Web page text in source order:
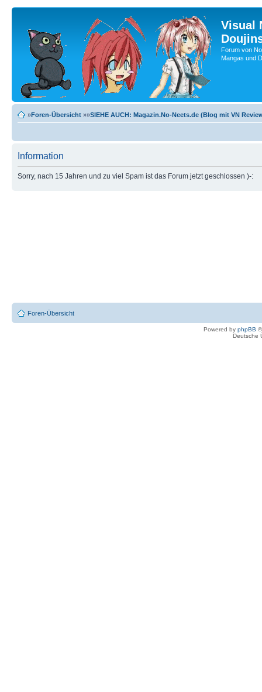
Visual
Forum von
Mangas und
»Foren-Übersicht »»SIEHE AUCH: Magazin.No-Neets.de (Blog mit VN
Information
Sorry, nach 15 Jahren und zu viel Spam ist das Forum jetzt geschlossen )-:
Foren-Übersicht
Powered by phpBB
Deutsche